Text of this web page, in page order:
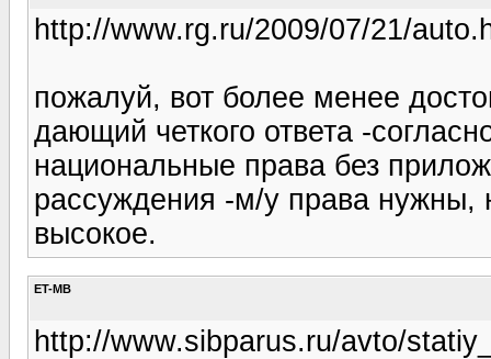
http://www.rg.ru/2009/07/21/
пожалуй, вот более менее
дающий четкого ответа -
национальные права без
рассуждения -м/у права нужны,
высокое.
ET-MB
http://www.sibparus.ru/avto/